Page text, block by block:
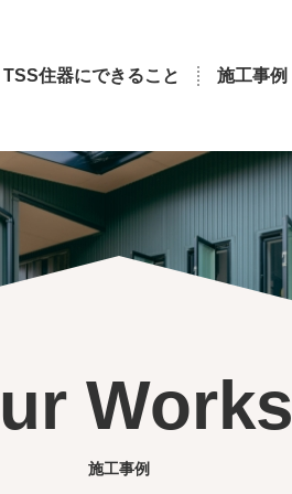
TSS住器にできること 施工事例
Works
施工事例